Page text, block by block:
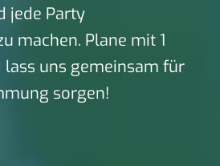
jede Party
machen. Plane mit 1
lass uns gemeinsam für
sorgen!